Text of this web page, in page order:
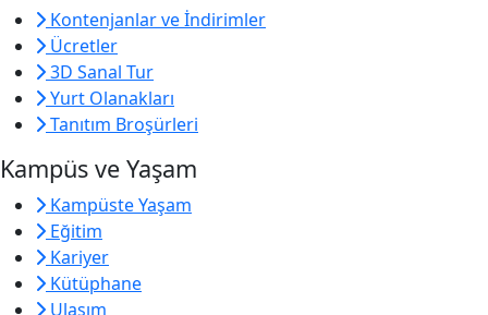
Kontenjanlar ve İndirimler
Ücretler
3D Sanal Tur
Yurt Olanakları
Tanıtım Broşürleri
Kampüs ve Yaşam
Kampüste Yaşam
Eğitim
Kariyer
Kütüphane
Ulaşım